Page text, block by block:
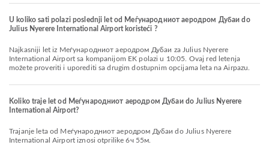
U koliko sati polazi poslednji let od Меѓународниот аеродром Дубаи do
Julius Nyerere International Airport koristeći ?
Najkasniji let iz Меѓународниот аеродром Дубаи za Julius Nyerere
International Airport sa kompanijom EK polazi u 10:05. Ovaj red letenja
možete proveriti i uporediti sa drugim dostupnim opcijama leta na Airpazu.
Koliko traje let od Меѓународниот аеродром Дубаи do Julius Nyerere
International Airport?
Trajanje leta od Меѓународниот аеродром Дубаи do Julius Nyerere
International Airport iznosi otprilike 6ч 55м.